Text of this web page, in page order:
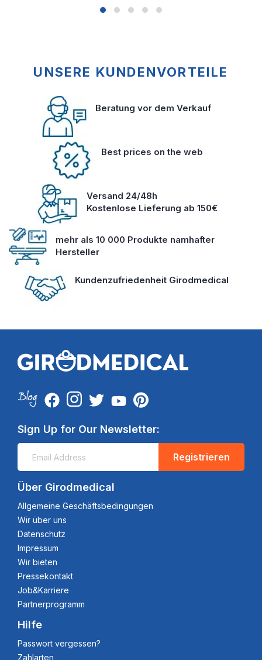
UNSERE KUNDENVORTEILE
Beratung vor dem Verkauf
Best prices on the web
Versand 24/48h
Kostenlose Lieferung ab 150€
mehr als 10 000 Produkte namhafter
Hersteller
Kundenzufriedenheit Girodmedical
Sign Up for Our Newsletter:
Registrieren
Über Girodmedical
Allgemeine Geschäftsbedingungen
Wir über uns
Datenschutz
Impressum
Wir bieten
Pressekontakt
Job&Karriere
Partnerprogramm
Hilfe
Passwort vergessen?
Zahlarten